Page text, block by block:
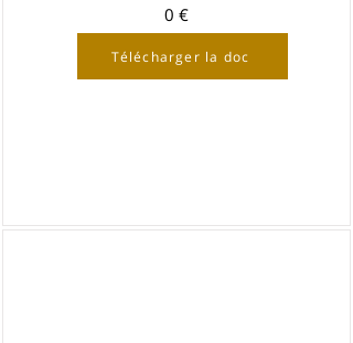
0 €
Télécharger la doc